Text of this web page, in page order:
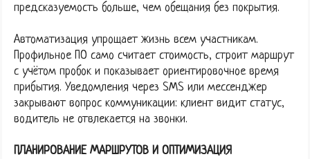
предсказуемость больше, чем обещания без покрытия.
Автоматизация упрощает жизнь всем участникам.
Профильное ПО само считает стоимость, строит маршрут
с учётом пробок и показывает ориентировочное время
прибытия. Уведомления через SMS или мессенджер
закрывают вопрос коммуникации: клиент видит статус,
водитель не отвлекается на звонки.
ПЛАНИРОВАНИЕ МАРШРУТОВ И ОПТИМИЗАЦИЯ